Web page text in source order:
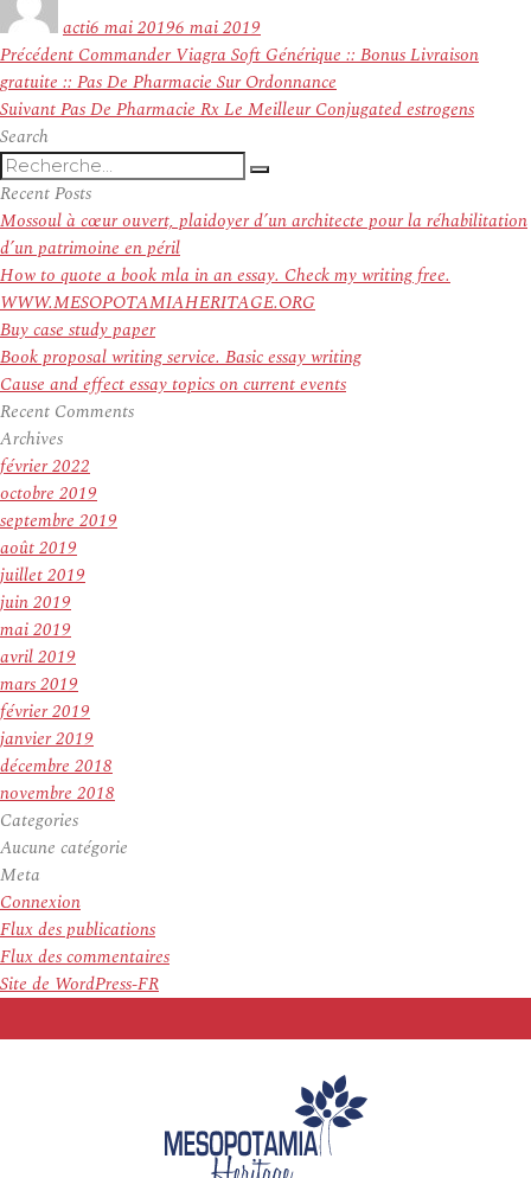
actile
6 mai 20196 mai 2019
Navigation
de
l’article
Précédent Article
précédent :
Commander Viagra Soft Générique :: Bonus Livraison
gratuite :: Pas De Pharmacie Sur Ordonnance
SuivantArticle
Pas De Pharmacie Rx Le Meilleur Conjugated estrogens
Search
Recherche
pour
:
Recherche
Recent Posts
Mossoul à cœur ouvert, plaidoyer d’un architecte pour la réhabilitation
d’un patrimoine en péril
How to quote a book mla in an essay. Check my writing free.
WWW.MESOPOTAMIAHERITAGE.ORG
Buy case study paper
Book proposal writing service. Basic essay writing
Cause and effect essay topics on current events
Recent Comments
Archives
février 2022
octobre 2019
septembre 2019
août 2019
juillet 2019
juin 2019
mai 2019
avril 2019
mars 2019
février 2019
janvier 2019
décembre 2018
novembre 2018
Categories
Aucune catégorie
Meta
Connexion
Flux des publications
Flux des commentaires
Site de WordPress-FR